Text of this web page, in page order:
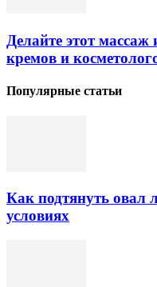
Делайте этот массаж
кремов и
Популярные статьи
Как подтянуть
условиях